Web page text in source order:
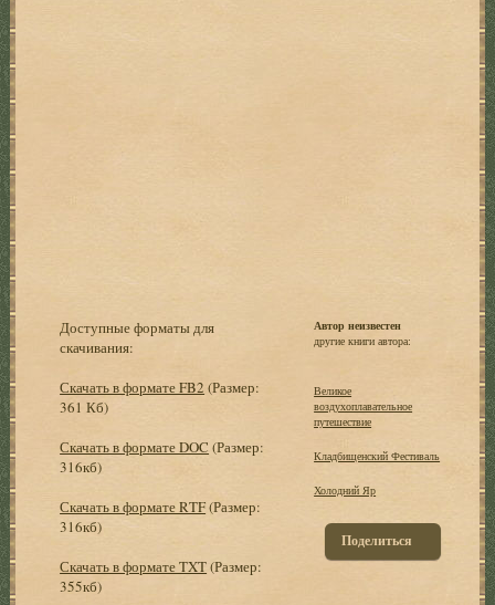
Доступные форматы для
скачивания:
Скачать в формате FB2 (Размер:
361 Кб)
Скачать в формате DOC (Размер:
316кб)
Скачать в формате RTF(Размер:
316кб)
Скачать в формате TXT(Размер:
355кб)
Автор неизвестен
другие книги автора:
Великое
воздухоплавательное
путешествие
Кладбищенский Фестиваль
Холодний Яр
Поделиться